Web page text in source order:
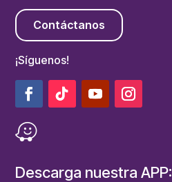
Contáctanos
¡Síguenos!
Descarga nuestra APP: